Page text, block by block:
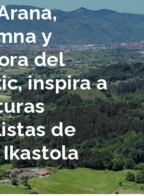
y
del
inspira a
de